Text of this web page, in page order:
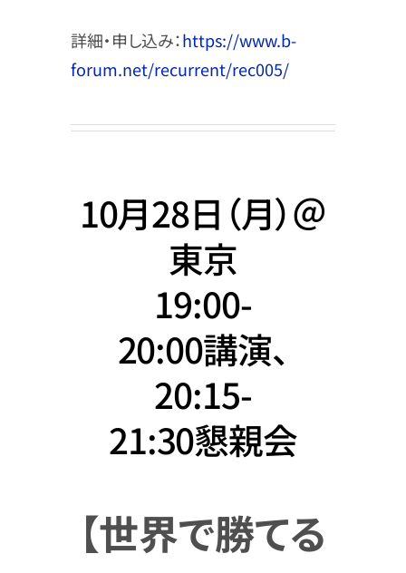
詳細・申し込み：https://www.b-
forum.net/recurrent/rec005/
10月28日（月）＠
東京
19:00-
20:00講演、
20:15-
21:30懇親会
【世界で勝てる